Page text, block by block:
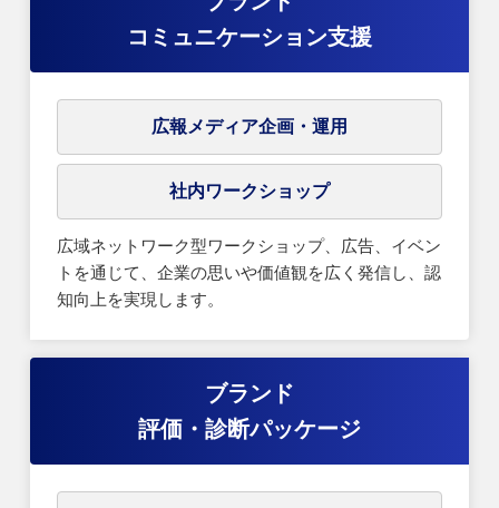
コミュニケーション支援
広報メディア企画・運用
社内ワークショップ
広域ネットワーク型ワークショップ、広告、イベン
トを通じて、企業の思いや価値観を広く発信し、認
知向上を実現します。
ブランド
評価・診断パッケージ